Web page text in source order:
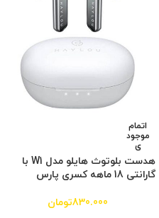
اتمام
موجود
ی
هدست بلوتوث هایلو مدل W1 با
گارانتی 18 ماهه کسری پارس
830.000تومان